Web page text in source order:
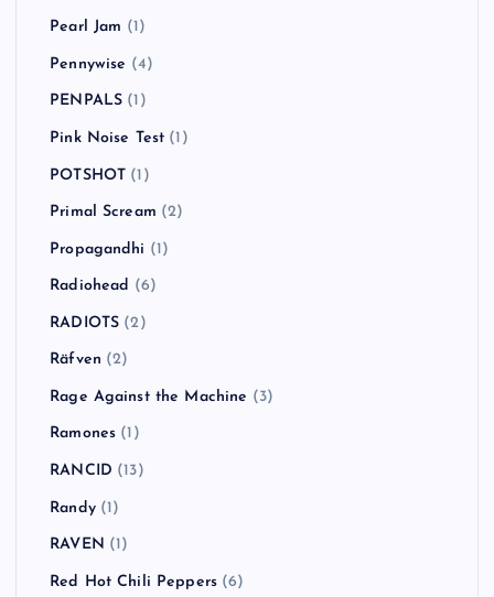
Pearl Jam (1)
Pennywise (4)
PENPALS (1)
Pink Noise Test (1)
POTSHOT (1)
Primal Scream (2)
Propagandhi (1)
Radiohead (6)
RADIOTS (2)
Räfven (2)
Rage Against the Machine (3)
Ramones (1)
RANCID (13)
Randy(1)
RAVEN (1)
Red Hot Chili Peppers (6)